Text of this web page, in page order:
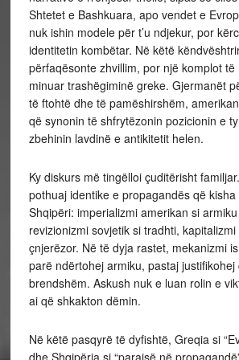
Shtetet e Bashkuara, apo vendet e
nuk ishin modele për t’u ndjekur, por
identitetin kombëtar. Në këtë
përfaqësonte zhvillim, por një komplot
minuar trashëgiminë greke. Gjermanët
të ftohtë dhe të pamëshirshëm,
që synonin të shfrytëzonin pozicionin e
zbehinin lavdinë e antikitetit helen.
Ky diskurs më tingëlloi çuditërisht
pothuaj identike e propagandës që
Shqipëri: imperializmi amerikan si
revizionizmi sovjetik si tradhti, kapitalizmi
çnjerëzor. Në të dyja rastet, mekanizmi
parë ndërtohej armiku, pastaj justifikohej
brendshëm. Askush nuk e luan rolin e
ai që shkakton dëmin.
Në këtë pasqyrë të dyfishtë, Greqia si
dhe Shqipëria si “parajsë në